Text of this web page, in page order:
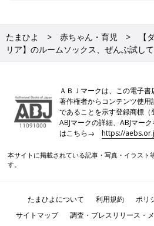
たまひよ 赤ちゃん・育児
【
リア】のルームソックス、ぜんぶ試して
ＡＢＪマークは、この電子書
著作権者からコンテンツ使
であることを示す登録商標（
ABJマークの詳細、ABJマー
はこちら→https://
本サイトに掲載されている記事・写真・イラスト
す。
たまひよについて 利用規約 ポリ
サイトマップ
調査・プレスリリース・